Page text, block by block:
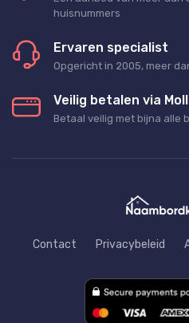
huisnummers
Ervaren specialist
Opgericht in 2005, meer
Veilig betalen via
Betaal veilig met bijna alle
Contact Privacybeleid